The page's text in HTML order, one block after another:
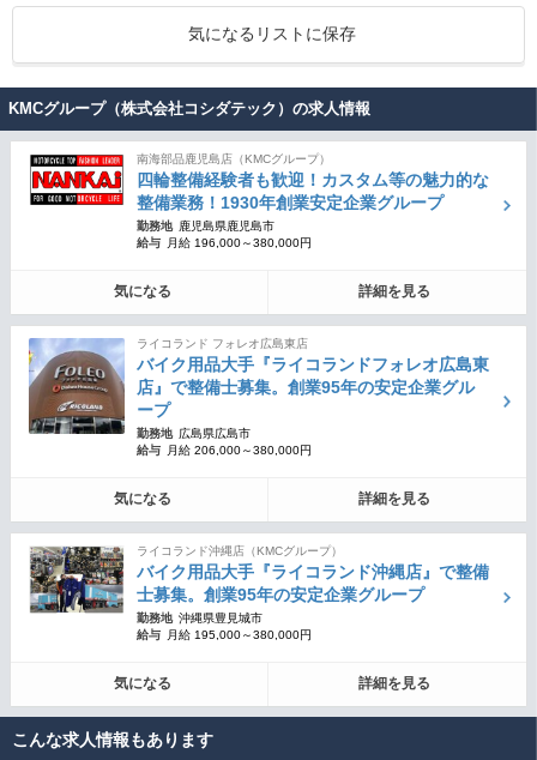
気になるリストに保存
KMCグループ（株式会社コシダテック）の求人情報
南海部品鹿児島店（KMCグループ）
四輪整備経験者も歓迎！カスタム等の魅力的な
整備業務！1930年創業安定企業グループ
勤務地 鹿児島県鹿児島市
給与
月給 196,000～380,000円
気になる 詳細を見る
ライコランド フォレオ広島東店
バイク用品大手『ライコランドフォレオ広島東
店』で整備士募集。創業95年の安定企業グル
ープ
勤務地 広島県広島市
給与
月給 206,000～380,000円
気になる 詳細を見る
ライコランド沖縄店（KMCグループ）
バイク用品大手『ライコランド沖縄店』で整備
士募集。創業95年の安定企業グループ
勤務地 沖縄県豊見城市
給与
月給 195,000～380,000円
気になる 詳細を見る
こんな求人情報もあります